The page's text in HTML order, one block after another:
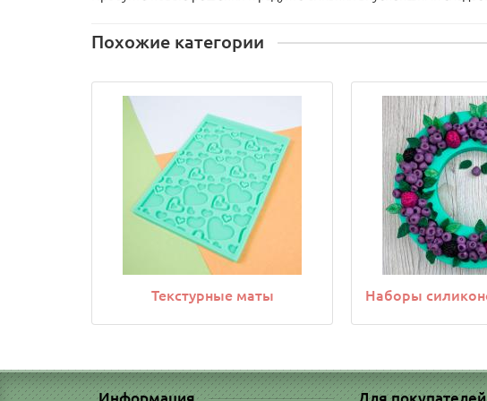
Похожие категории
Текстурные маты Наборы
Информация Для покупателей